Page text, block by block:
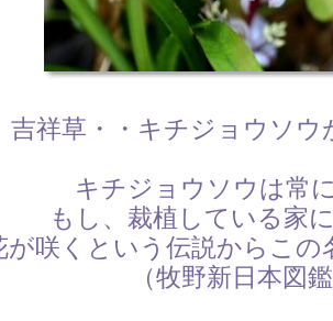
吉祥草・・キチジョウソウ
キチジョウソウは常
もし、裁植している家
が咲くという伝説からこ
（牧野新日本図